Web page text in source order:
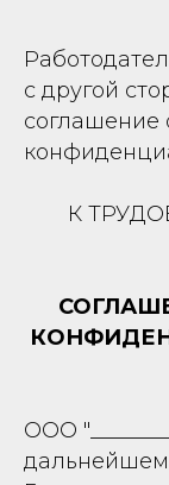
с другой
соглашение
К
ООО
дальнейшем